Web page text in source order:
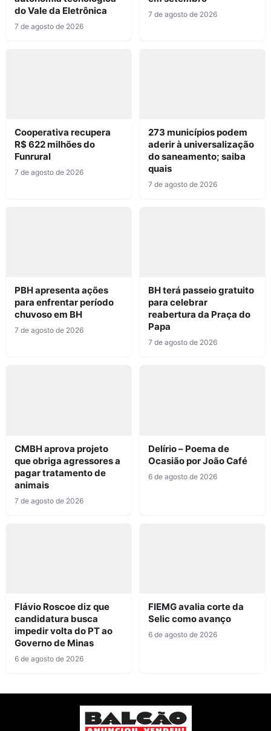
do Vale da Eletrônica
7 de agosto de 2026
7 de agosto de 2026
Cooperativa recupera
R$ 622 milhões do
Funrural
7 de agosto de 2026
273 municípios podem
aderir à universalização
do saneamento; saiba
quais
7 de agosto de 2026
PBH apresenta ações
para enfrentar período
chuvoso em BH
7 de agosto de 2026
BH terá passeio gratuito
para celebrar
reabertura da Praça do
Papa
7 de agosto de 2026
CMBH aprova projeto
que obriga agressores a
pagar tratamento de
animais
7 de agosto de 2026
Delírio – Poema de
Ocasião por João Café
6 de agosto de 2026
Flávio Roscoe diz que
candidatura busca
impedir volta do PT ao
Governo de Minas
6 de agosto de 2026
FIEMG avalia corte da
Selic como avanço
6 de agosto de 2026